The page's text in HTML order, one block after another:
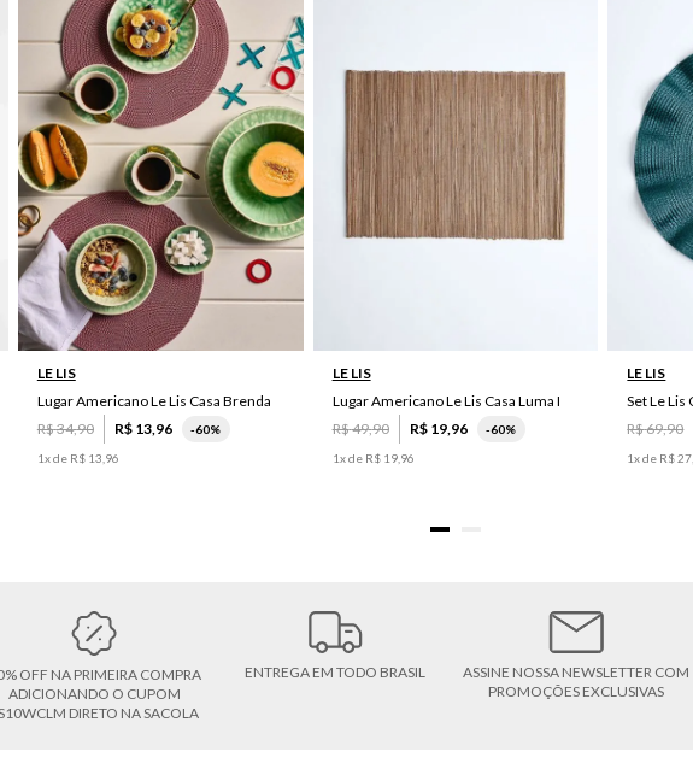
UN
LE LIS
Lugar Americano Le Lis Casa Brenda
R$34,90 R$ 13,96 -60%
1x de R$ 13 96
LE LIS
Lugar Americano Le Lis Casa Luma I
R$49,90 R$ 19,96 -60%
1x de R$ 19, 96
LE LIS
R$69,90
1x de R$27
OFF NA PRIMEIRA COMPRA
ADICIONANDO O CUPOM
DIRETO NA SACOLA
ENTREGA EM TODO BRASIL
ASSINE NOSSA NEWSLETTER COM
PROMOÇÕES EXCLUSIVAS